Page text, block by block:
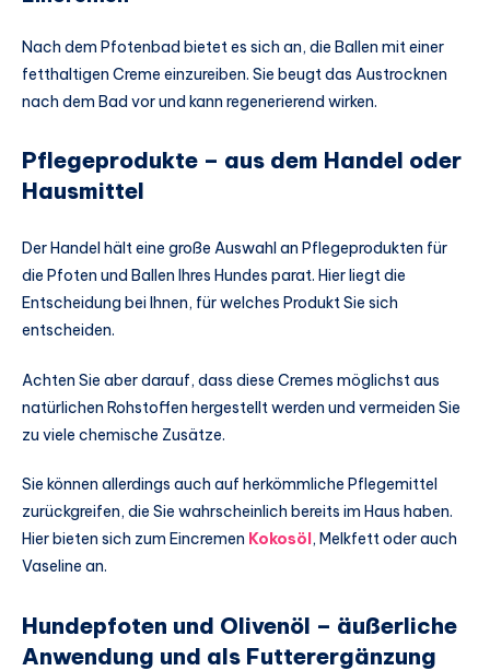
Nach dem Pfotenbad bietet es sich an, die Ballen mit einer
fetthaltigen Creme einzureiben. Sie beugt das Austrocknen
nach dem Bad vor und kann regenerierend wirken.
Pflegeprodukte – aus dem Handel oder
Hausmittel
Der Handel hält eine große Auswahl an Pflegeprodukten für
die Pfoten und Ballen Ihres Hundes parat. Hier liegt die
Entscheidung bei Ihnen, für welches Produkt Sie sich
entscheiden.
Achten Sie aber darauf, dass diese Cremes möglichst aus
natürlichen Rohstoffen hergestellt werden und vermeiden Sie
zu viele chemische Zusätze.
Sie können allerdings auch auf herkömmliche Pflegemittel
zurückgreifen, die Sie wahrscheinlich bereits im Haus haben.
Hier bieten sich zum Eincremen Kokosöl , Melkfett oder auch
Vaseline an.
Hundepfoten und Olivenöl – äußerliche
Anwendung und als Futterergänzung